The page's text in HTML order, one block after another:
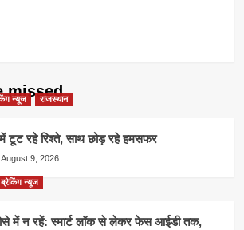
missed
न्यूज राजस्थान
टूट रहे रिश्ते, साथ छोड़ रहे हमसफर
August 9, 2026
ब्रेकिंग न्यूज
में न रहें: स्मार्ट लॉक से लेकर फेस आईडी तक,